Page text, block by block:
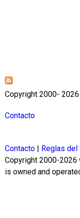
Copyright 2000-
Contacto
Contacto Reglas
Copyright 2000-2026
is owned and